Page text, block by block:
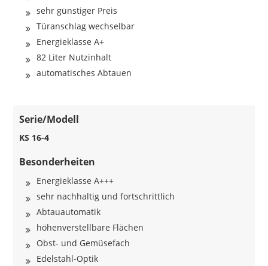
sehr günstiger Preis
Türanschlag wechselbar
Energieklasse A+
82 Liter Nutzinhalt
automatisches Abtauen
Serie/Modell
KS 16-4
Besonderheiten
Energieklasse A+++
sehr nachhaltig und fortschrittlich
Abtauautomatik
höhenverstellbare Flächen
Obst- und Gemüsefach
Edelstahl-Optik